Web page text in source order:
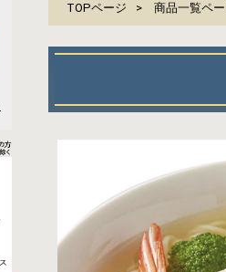
TOPページ 商品一覧ペ